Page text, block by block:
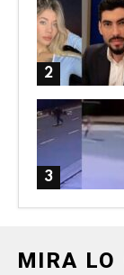
MIRA LO